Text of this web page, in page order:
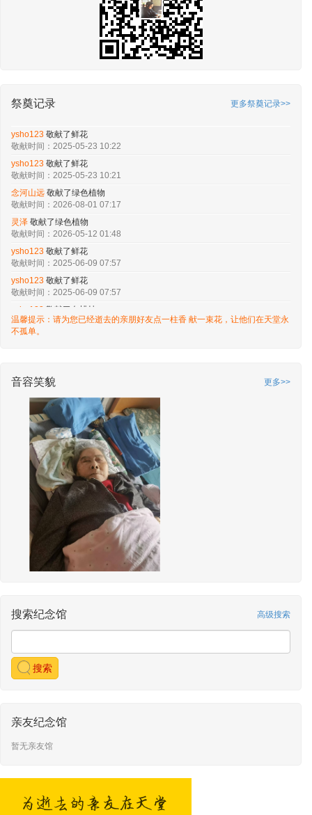
祭奠记录 更多祭奠记录>>
ysho123 敬献了鲜花
敬献时间：2025-05-23 10:22
ysho123 敬献了鲜花
敬献时间：2025-05-23 10:21
念河山远 敬献了绿色植物
敬献时间：2026-08-01 07:17
灵泽 敬献了绿色植物
敬献时间：2026-05-12 01:48
ysho123 敬献了鲜花
敬献时间：2025-06-09 07:57
ysho123 敬献了鲜花
敬献时间：2025-06-09 07:57
ysho123 敬献了白蜡烛
敬献时间：2025-06-09 07:56
ysho123
敬献时间：2025-05-23 11:02
ysho123敬献了天地同悲
敬献时间：2025-05-23 10:24
ysho123
敬献了白蜡烛
敬献时间：2025-05-23 10:23
温馨提示：请为您已经逝去的亲朋好友点一柱香 献一束花，让他们在天堂永
不孤单。
音容笑貌 更多>>
搜索纪念馆 高级搜索
搜索
亲友纪念馆
暂无亲友馆